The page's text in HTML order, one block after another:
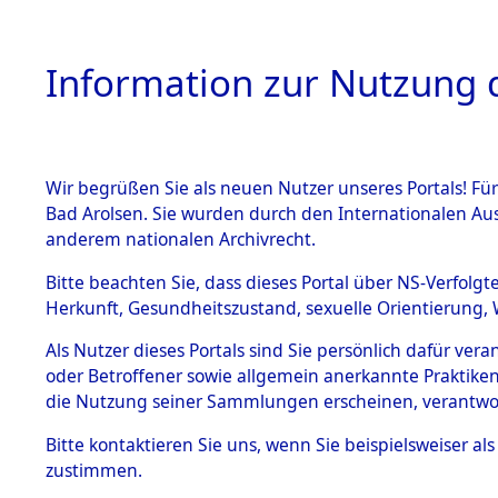
HOME
BESTÄNDE
Inhaftierungsdoku
mente
5. Verschiedenes
Todesmärsche
5.3.1 Alliierte
→0011
Information zur Nutzung
Wir begrüßen Sie als neuen Nutzer unseres Portals!
Bad Arolsen. Sie wurden durch den Internationalen
anderem nationalen Archivrecht.
Bitte beachten Sie, dass dieses Portal über NS-
Herkunft, Gesundheitszustand, sexuelle
Als Nutzer dieses Portals sind Sie persönlich dafür
oder Betroffener sowie allgemein anerkannte
die Nutzung seiner Sammlungen erscheinen,
Bitte kontaktieren Sie uns, wenn Sie beispielsweiser
zustimmen.